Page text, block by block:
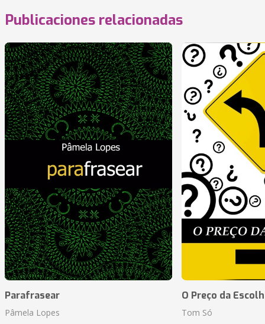
Publicaciones relacionadas
Parafrasear
Pâmela Lopes
O Preço da
Tom Só